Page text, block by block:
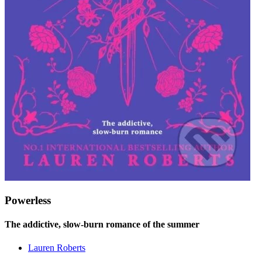
Powerless
The addictive, slow-burn romance of the summer
Lauren Roberts